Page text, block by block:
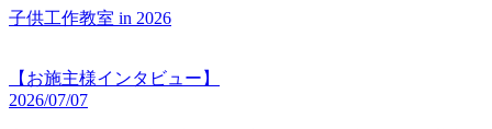
子供工作教室 in 2026
【お施主様インタビュー】
2026/07/07